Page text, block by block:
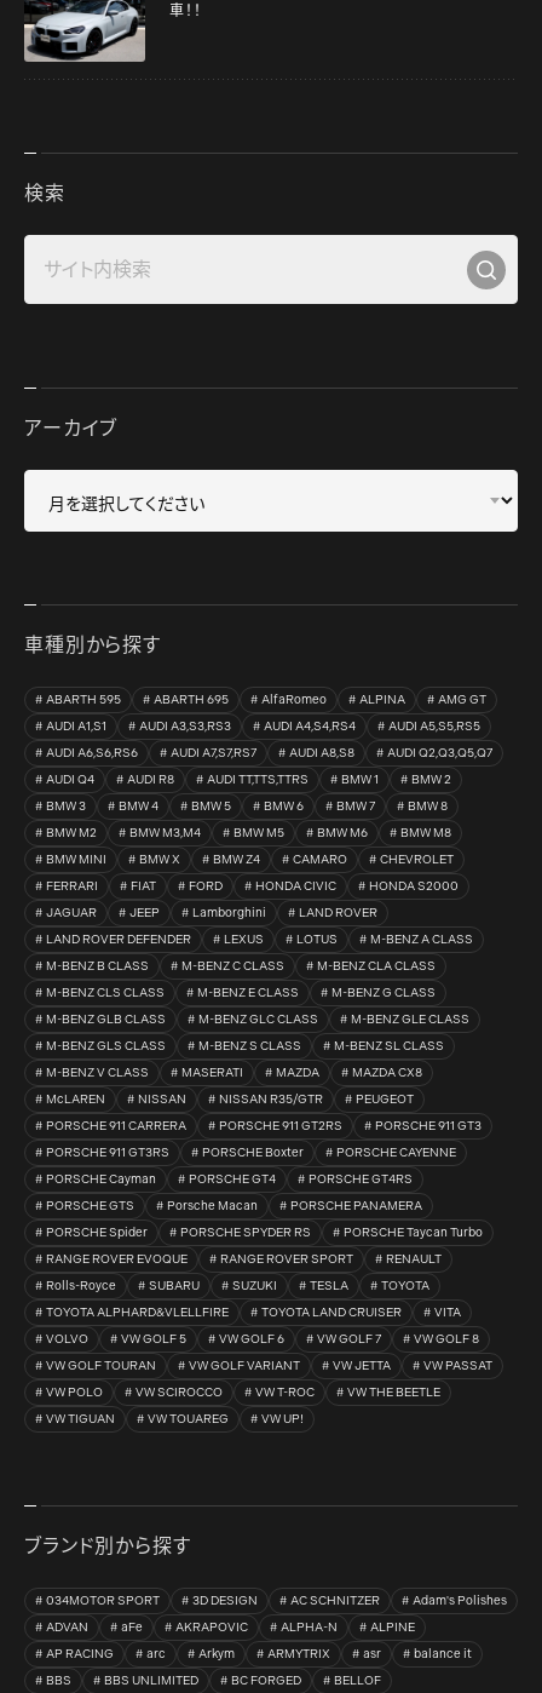
車！！
検索
アーカイブ
車種別から探す
ABARTH 595 ABARTH 695 AlfaRomeo ALPINA
AMG GT
AUDI A1,S1
AUDI A3,S3,RS3 AUDI A4,S4,RS4
AUDI A5,S5,RS5
AUDI A6,S6,RS6
AUDI A7,S7,RS7 AUDI A8,S8
AUDI Q2,Q3,Q5,Q7
AUDI Q4
AUDI R8 AUDI TT,TTS,TTRS BMW 1
BMW 2
BMW 3
BMW 4 BMW 5 BMW 6 BMW 7
BMW 8
BMW M2
BMW M3,M4 BMW M5 BMW M6
BMW M8
BMW MINI
BMW X BMW Z4 CAMARO
CHEVROLET
FERRARI
FIAT FORD HONDA CIVIC
HONDA S2000
JAGUAR
JEEP Lamborghini
LAND ROVER
LAND ROVER DEFENDER
LEXUS LOTUS
M-BENZ A CLASS
M-BENZ B CLASS
M-BENZ C CLASS
M-BENZ CLA CLASS
M-BENZ CLS CLASS
M-BENZ E CLASS
M-BENZ G CLASS
M-BENZ GLB CLASS
M-BENZ GLC CLASS
M-BENZ GLE CLASS
M-BENZ GLS CLASS
M-BENZ S CLASS
M-BENZ SL CLASS
M-BENZ V CLASS
MASERATI MAZDA
MAZDA CX8
McLAREN
NISSAN NISSAN R35/GTR
PEUGEOT
PORSCHE 911 CARRERA
PORSCHE 911 GT2RS
PORSCHE 911 GT3
PORSCHE 911 GT3RS
PORSCHE Boxter
PORSCHE CAYENNE
PORSCHE Cayman
PORSCHE GT4
PORSCHE GT4RS
PORSCHE GTS
Porsche Macan
PORSCHE PANAMERA
PORSCHE Spider
PORSCHE SPYDER RS
PORSCHE Taycan Turbo
RANGE ROVER EVOQUE
RANGE ROVER SPORT
RENAULT
Rolls-Royce
SUBARU SUZUKI TESLA
TOYOTA
TOYOTA ALPHARD&VLELLFIRE
TOYOTA LAND CRUISER
VITA
VOLVO
VW GOLF 5 VW GOLF 6 VW GOLF 7
VW GOLF 8
VW GOLF TOURAN
VW GOLF VARIANT VW JETTA
VW PASSAT
VW POLO
VW SCIROCCO VW T-ROC
VW THE BEETLE
VW TIGUAN
VW TOUAREG VW UP!
ブランド別から探す
034MOTOR SPORT 3D DESIGN AC SCHNITZER
Adam's Polishes
ADVAN
aFe AKRAPOVIC ALPHA-N
ALPINE
AP RACING
arc Arkym ARMYTRIX asr
balance it
BBS
BBS UNLIMITED BC FORGED BELLOF